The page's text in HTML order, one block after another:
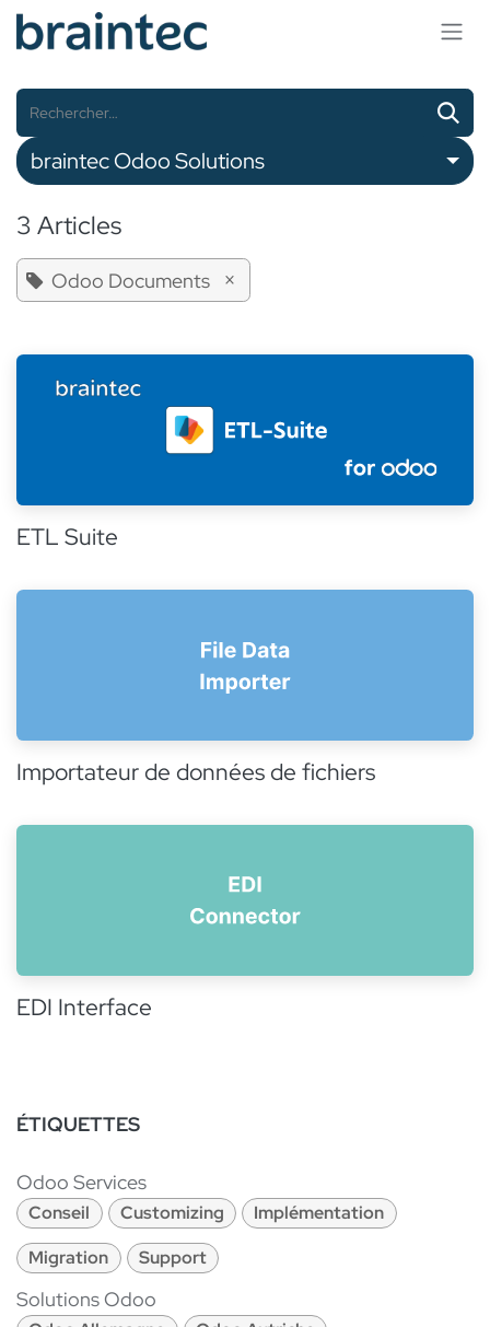
Se rendre au contenu
braintec Odoo Solutions
3 Articles
Odoo Documents ×
ETL Suite
Importateur de données de fichiers
EDI Interface
ÉTIQUETTES
Odoo Services
Conseil Customizing
Implémentation
Migration
Support
Solutions Odoo